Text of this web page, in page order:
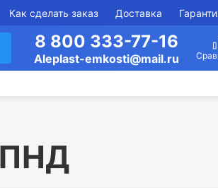
Как сделать заказ Доставка
8 800 333-77-16
Aleplast-emkosti@mail.ru
ПНД